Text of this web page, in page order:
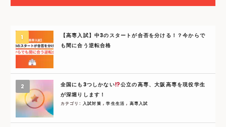
【高専入試】中3のスタートが合否を分ける！？今からで
も間に合う逆転合格
全国にも3つしかない
公立の高専、大阪高専を現役学生
が深堀りします！
カテゴリ: 入試対策 ,学生生活, 高専入試